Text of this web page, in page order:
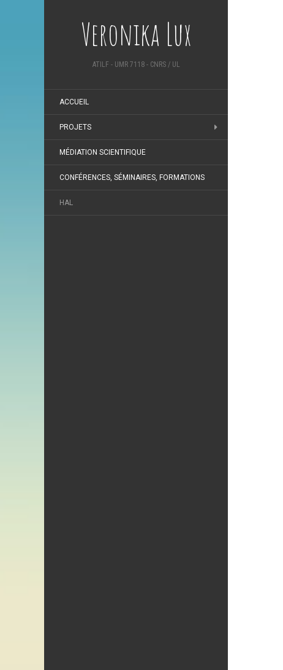
Veronika Lux
ATILF - UMR 7118 - CNRS / UL
ACCUEIL
PROJETS
MÉDIATION SCIENTIFIQUE
CONFÉRENCES, SÉMINAIRES, FORMATIONS
HAL